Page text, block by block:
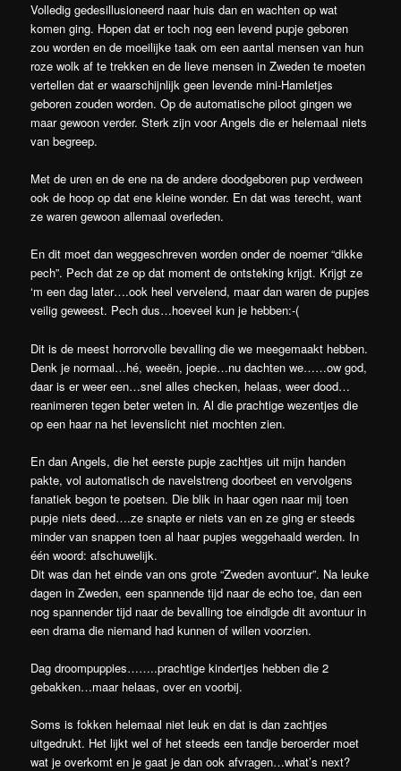
Volledig gedesillusioneerd naar huis dan en wachten op wat
komen ging. Hopen dat er toch nog een levend pupje geboren
zou worden en de moeilijke taak om een aantal mensen van hun
roze wolk af te trekken en de lieve mensen in Zweden te moeten
vertellen dat er waarschijnlijk geen levende mini-Hamletjes
geboren zouden worden. Op de automatische piloot gingen we
maar gewoon verder. Sterk zijn voor Angels die er helemaal niets
van begreep.
Met de uren en de ene na de andere doodgeboren pup verdween
ook de hoop op dat ene kleine wonder. En dat was terecht, want
ze waren gewoon allemaal overleden.
En dit moet dan weggeschreven worden onder de noemer “dikke
pech”. Pech dat ze op dat moment de ontsteking krijgt. Krijgt ze
‘m een dag later….ook heel vervelend, maar dan waren de pupjes
veilig geweest. Pech dus…hoeveel kun je hebben:-(
Dit is de meest horrorvolle bevalling die we meegemaakt hebben.
Denk je normaal…hé, weeën, joepie…nu dachten we……ow god,
daar is er weer een…snel alles checken, helaas, weer dood…
reanimeren tegen beter weten in. Al die prachtige wezentjes die
op een haar na het levenslicht niet mochten zien.
En dan Angels, die het eerste pupje zachtjes uit mijn handen
pakte, vol automatisch de navelstreng doorbeet en vervolgens
fanatiek begon te poetsen. Die blik in haar ogen naar mij toen
pupje niets deed….ze snapte er niets van en ze ging er steeds
minder van snappen toen al haar pupjes weggehaald werden. In
één woord: afschuwelijk.
Dit was dan het einde van ons grote “Zweden avontuur”. Na leuke
dagen in Zweden, een spannende tijd naar de echo toe, dan een
nog spannender tijd naar de bevalling toe eindigde dit avontuur in
een drama die niemand had kunnen of willen voorzien.
Dag droompuppies……..prachtige kindertjes hebben die 2
gebakken…maar helaas, over en voorbij.
Soms is fokken helemaal niet leuk en dat is dan zachtjes
uitgedrukt. Het lijkt wel of het steeds een tandje beroerder moet
wat je overkomt en je gaat je dan ook afvragen…what’s next?